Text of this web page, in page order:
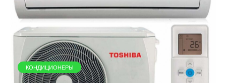
КОНДИЦИОНЕРЫ